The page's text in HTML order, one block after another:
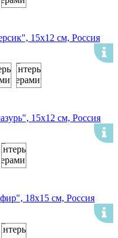
15х12 см, Россия
15х12 см, Россия
18х15 см, Россия